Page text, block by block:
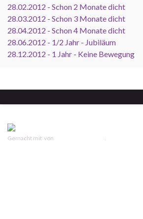
28.02.2012 - Schon 2 Monate dicht
28.03.2012 - Schon 3 Monate dicht
28.04.2012 - Schon 4 Monate dicht
28.06.2012 - 1/2 Jahr - Jubiläum
28.12.2012 - 1 Jahr - Keine Bewegung
Gemacht mit von .